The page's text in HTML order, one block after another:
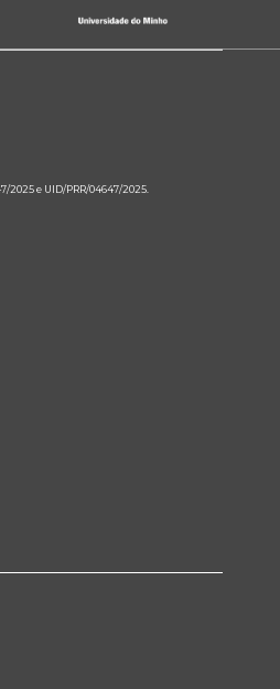
e UID/PRR/04647/2025.